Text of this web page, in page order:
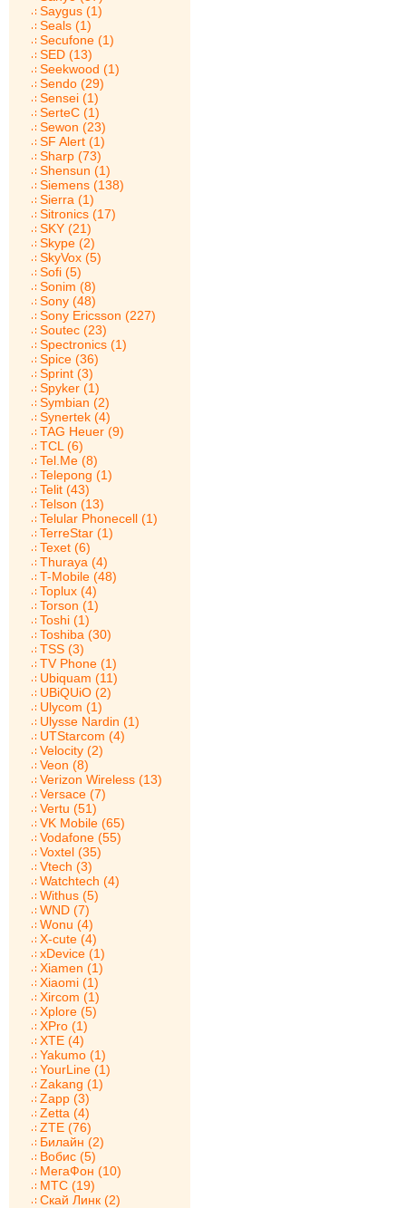
Saygus (1)
Seals (1)
Secufone (1)
SED (13)
Seekwood (1)
Sendo (29)
Sensei (1)
SerteC (1)
Sewon (23)
SF Alert (1)
Sharp (73)
Shensun (1)
Siemens (138)
Sierra (1)
Sitronics (17)
SKY (21)
Skype (2)
SkyVox (5)
Sofi (5)
Sonim (8)
Sony (48)
Sony Ericsson (227)
Soutec (23)
Spectronics (1)
Spice (36)
Sprint (3)
Spyker (1)
Symbian (2)
Synertek (4)
TAG Heuer (9)
TCL (6)
Tel.Me (8)
Telepong (1)
Telit (43)
Telson (13)
Telular Phonecell (1)
TerreStar (1)
Texet (6)
Thuraya (4)
T-Mobile (48)
Toplux (4)
Torson (1)
Toshi (1)
Toshiba (30)
TSS (3)
TV Phone (1)
Ubiquam (11)
UBiQUiO (2)
Ulycom (1)
Ulysse Nardin (1)
UTStarcom (4)
Velocity (2)
Veon (8)
Verizon Wireless (13)
Versace (7)
Vertu (51)
VK Mobile (65)
Vodafone (55)
Voxtel (35)
Vtech (3)
Watchtech (4)
Withus (5)
WND (7)
Wonu (4)
X-cute (4)
xDevice (1)
Xiamen (1)
Xiaomi (1)
Xircom (1)
Xplore (5)
XPro (1)
XTE (4)
Yakumo (1)
YourLine (1)
Zakang (1)
Zapp (3)
Zetta (4)
ZTE (76)
Билайн (2)
Вобис (5)
МегаФон (10)
МТС (19)
Скай Линк (2)